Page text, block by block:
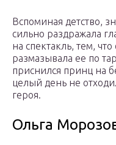
Вспоминая детство,
сильно раздражала
на спектакль, тем,
размазывала ее по
приснился принц на
целый день не
героя.
Ольга